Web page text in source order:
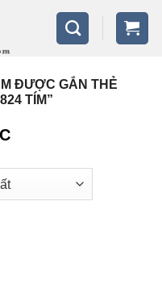
ĐƯỢC GẮN THẺ
TÍM”